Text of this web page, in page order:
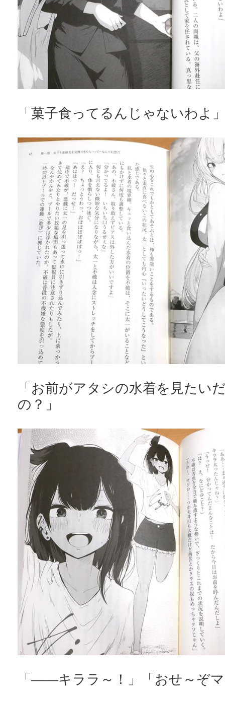
「菓子食ってるんじゃないわよ
「お前がアタシの水着を見たい
の？」
「――キララ～！」「おせ～ぞ